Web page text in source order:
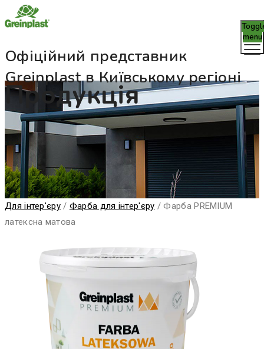
Офіційний представник
Greinplast в Київському регіоні
menu
Продукція
Для інтер'єру/ Фарба для інтер'єру /Фарба PREMIUM
латексна матова